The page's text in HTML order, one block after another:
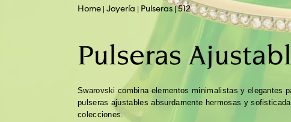
Joyería Pulseras 512
Pulseras
Swarovski combina elementos minimalistas y elegantes
pulseras ajustables absurdamente hermosas y
colecciones.